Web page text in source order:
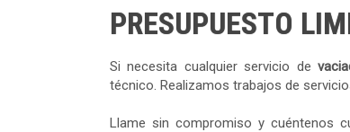
PRESUPUESTO
Si necesita cualquier servicio de
técnico. Realizamos trabajos de
Llame sin compromiso y cuéntenos